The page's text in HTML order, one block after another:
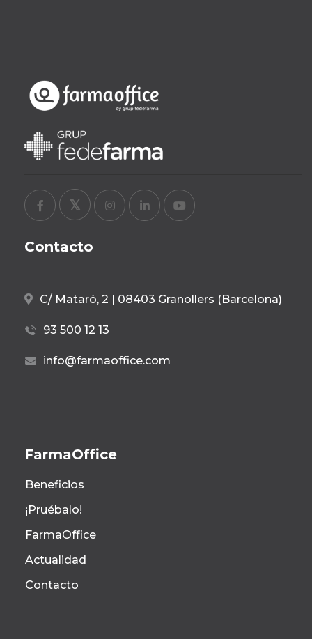
Contacto
C/ Mataró, 2 | 08403 Granollers (Barcelona)
93 500 12 13
info@farmaoffice.com
FarmaOffice
Beneficios
¡Pruébalo!
FarmaOffice
Actualidad
Contacto